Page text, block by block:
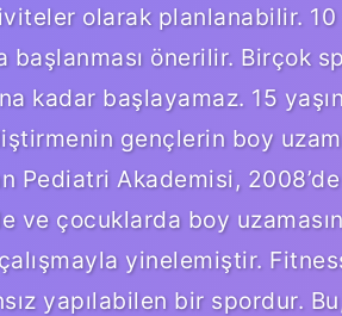
olarak planlanabilir.
başlanması önerilir. Birçok
kadar başlayamaz. 15
gençlerin boy
Pediatri Akademisi, 2008’de
ve çocuklarda boy
yinelemiştir.
yapılabilen bir spordur.